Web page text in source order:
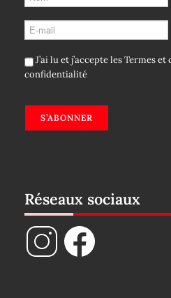
J’ai lu et j’accepte lesTermes et
confidentialité
S’ABONNER
Réseaux sociaux